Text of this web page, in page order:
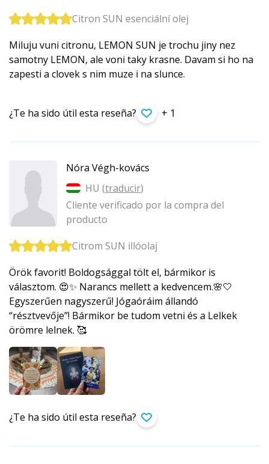
Citron SUN esenciální olej
Miluju vuni citronu, LEMON SUN je trochu jiny nez
samotny LEMON, ale voni taky krasne. Davam si ho na
zapesti a clovek s nim muze i na slunce.
¿Te ha sido útil esta reseña? + 1
Nóra Végh-kovács
HU (traducir)
Cliente verificado por la compra del
producto
Citrom SUN illóolaj
Örök favorit! Boldogsággal tölt el, bármikor is
választom. 😍✨ Narancs mellett a kedvencem.🌸🤍
Egyszerűen nagyszerű! Jógaóráim állandó
“résztvevője”! Bármikor be tudom vetni és a Lelkek
örömre lelnek. 🥰
¿Te ha sido útil esta reseña?